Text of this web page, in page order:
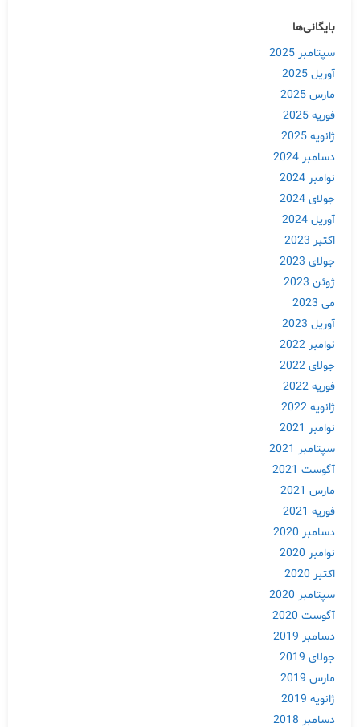
بایگانی‌ها
سپتامبر 2025
آوریل 2025
مارس 2025
فوریه 2025
ژانویه 2025
دسامبر 2024
نوامبر 2024
جولای 2024
آوریل 2024
اکتبر 2023
جولای 2023
ژوئن 2023
می 2023
آوریل 2023
نوامبر 2022
جولای 2022
فوریه 2022
ژانویه 2022
نوامبر 2021
سپتامبر 2021
آگوست 2021
مارس 2021
فوریه 2021
دسامبر 2020
نوامبر 2020
اکتبر 2020
سپتامبر 2020
آگوست 2020
دسامبر 2019
جولای 2019
مارس 2019
ژانویه 2019
دسامبر 2018